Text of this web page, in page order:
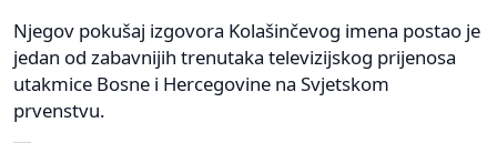
Njegov pokušaj izgovora Kolašinčevog imena postao je
jedan od zabavnijih trenutaka televizijskog prijenosa
utakmice Bosne i Hercegovine na Svjetskom
prvenstvu.